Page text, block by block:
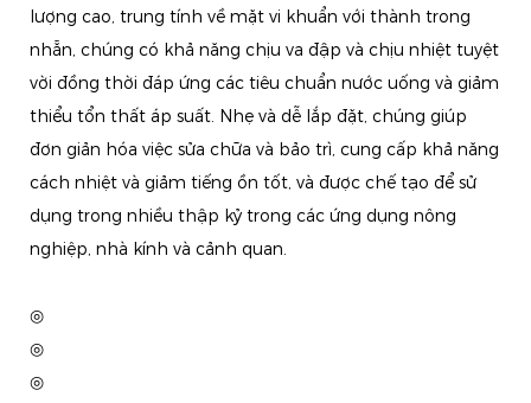
lượng cao, trung tính về mặt vi khuẩn với thành trong
nhẵn, chúng có khả năng chịu va đập và chịu nhiệt tuyệt
vời đồng thời đáp ứng các tiêu chuẩn nước uống và giảm
thiểu tổn thất áp suất. Nhẹ và dễ lắp đặt, chúng giúp
đơn giản hóa việc sửa chữa và bảo trì, cung cấp khả năng
cách nhiệt và giảm tiếng ồn tốt, và được chế tạo để sử
dụng trong nhiều thập kỷ trong các ứng dụng nông
nghiệp, nhà kính và cảnh quan.
◎
◎
◎